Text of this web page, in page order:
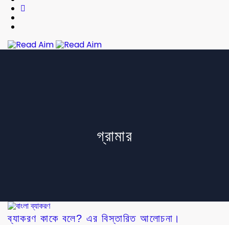
Read Aim
গ্রামার
ব্যাকরণ কাকে বলে? এর বিস্তারিত আলোচনা।